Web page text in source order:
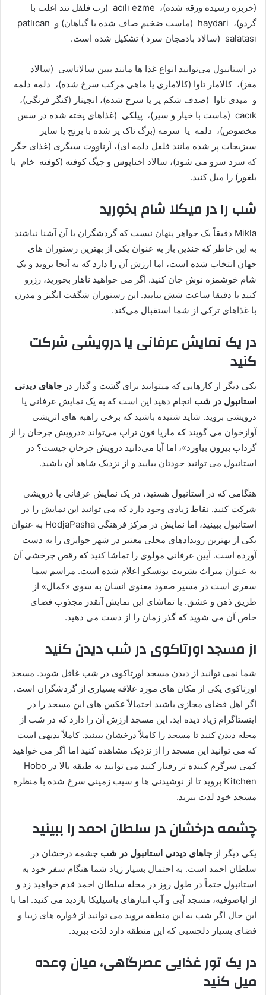
(خربزه رسیده ورقه شده)، acılı ezme (رب فلفل تند اغلب با
گردو)، haydari (ماست ضخیم صاف شده با گیاهان) و patlıcan
salatası (سالاد بادمجان سرد ) تشکیل شده است.
در استانبول می‌توانید انواع غذا ها مانند بیین سالاتاسی (سالاد
مغز)، کالامار تاوا (کالاماری یا ماهی مرکب سرخ شده)، دلمه دلمه
و میدی تاوا (صدف شکم پر یا سرخ شده)، انجینار (کنگر فرنگی)،
cacık (ماست با خیار و سیر)، پیلکی (غذاهای پخته شده در سس
مخصوص)، دلمه یا سرمه (برگ تاک پر شده با برنج یا سایر
سبزیجات پر شده مانند فلفل دلمه ای)، آرناووت سیگری (غذای جگر
که سرد سرو می شود)، سالاد اختاپوس و چیگ کوفته (کوفته خام با
بلغور) را میل کنید.
شب را در میکلا شام بخورید
Mikla دقیقاً یک جواهر پنهان نیست که گردشگران با آن آشنا نباشند
به این خاطر که چندین بار به عنوان یکی از بهترین رستوران های
جهان انتخاب شده است، اما ارزش آن را دارد که به آنجا بروید و یک
شام خوشمزه نوش جان کنید. اگر می خواهید ناهار بخورید، رزرو
کنید یا دقیقا ساعت شش بیایید. این رستوران شگفت انگیز و مدرن
با غذاهای ترکی از شما استقبال می‌کند.
در یک نمایش عرفانی یا درویشی شرکت
کنید
یکی دیگر از کارهایی که میتوانید برای گشت و گذار در جاهای دیدنی
استانبول در شب انجام دهید این است که به یک نمایش عرفانی یا
درویشی بروید. شاید شنیده باشید که برخی راهبه‌ های اتریشی
آوازخوان می‌ گویند که ماریا فون تراپ می‌تواند «درویش چرخان را از
گرداب بیرون بیاورد»، اما آیا می‌دانید درویش چرخان چیست؟ در
استانبول می توانید خودتان بیایید و از نزدیک شاهد آن باشید.
هنگامی که در استانبول هستید، در یک نمایش عرفانی یا درویشی
شرکت کنید. نقاط زیادی وجود دارد که می توانید این نمایش را در
استانبول ببینید، اما نمایش در مرکز فرهنگی HodjaPasha به عنوان
یکی از بهترین رویدادهای محلی معتبر در شهر جوایزی را به دست
آورده است. آیین عرفانی مولوی را تماشا کنید که رقص چرخشی آن
به عنوان میراث بشریت یونسکو اعلام شده است. مراسم سما
سفری است در مسیر صعود معنوی انسان به سوی «کمال» از
طریق ذهن و عشق. با تماشای این نمایش آنقدر مجذوب فضای
خاص آن می ‌شوید که گذر زمان را از دست می ‌دهید.
از مسجد اورتاکوی در شب دیدن کنید
شما نمی توانید از دیدن مسجد اورتاکوی در شب غافل شوید. مسجد
اورتاکوی یکی از مکان های مورد علاقه بسیاری از گردشگران است.
اگر اهل فضای مجازی باشید احتمالاً عکس های این مسجد را در
اینستاگرام زیاد دیده اید. این مسجد ارزش آن را دارد که در شب از
محله دیدن کنید تا مسجد را کاملاً درخشان ببینید. کاملاً بدیهی است
که می توانید این مسجد را از نزدیک مشاهده کنید اما اگر می خواهید
کمی سرگرم کننده تر رفتار کنید می‌ توانید به طبقه بالا در Hobo
Kitchen بروید تا از نوشیدنی ها و سیب زمینی سرخ شده با منظره
مسجد خود لذت ببرید.
چشمه درخشان در سلطان احمد را ببینید
یکی دیگر از جاهای دیدنی استانبول در شب چشمه درخشان در
سلطان احمد است. به احتمال بسیار زیاد شما هنگام سفر خود به
استانبول حتماً در طول روز در محله سلطان احمد قدم خواهید زد و
از ایاصوفیه، مسجد آبی و آب انبارهای باسیلیکا بازدید می کنید. اما با
این حال اگر شب به این منطقه بروید می توانید از فواره های زیبا و
فضای بسیار دلچسبی که این منطقه دارد لذت ببرید.
در یک تور غذایی عصرگاهی، میان وعده
میل کنید